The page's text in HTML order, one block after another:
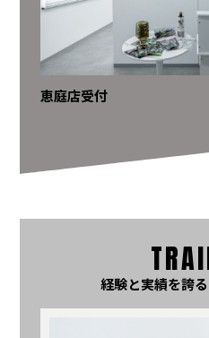
恵庭店受付
経験と実績を誇